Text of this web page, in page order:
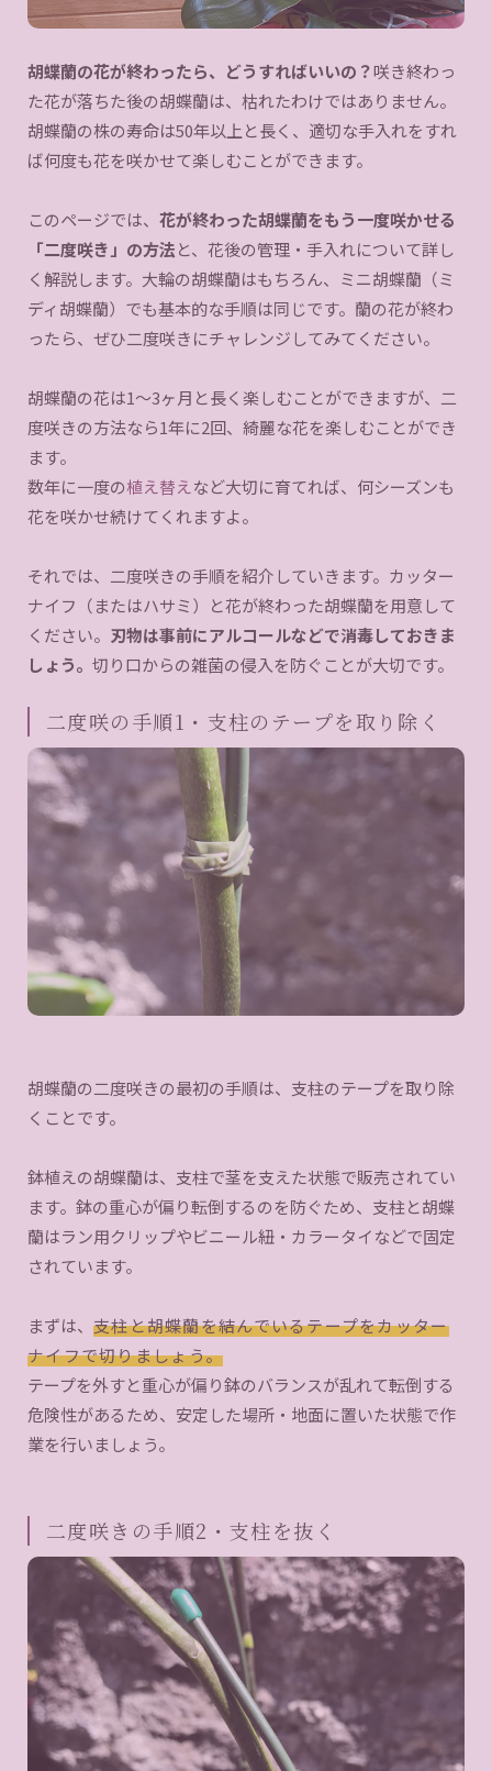
胡蝶蘭の花が終わったら、どうすればいいの？咲き終わっ
た花が落ちた後の胡蝶蘭は、枯れたわけではありません。
胡蝶蘭の株の寿命は50年以上と長く、適切な手入れをすれ
ば何度も花を咲かせて楽しむことができます。
このページでは、 花が終わった胡蝶蘭をもう一度咲かせる
「二度咲き」の方法と、花後の管理・手入れについて詳し
く解説します。大輪の胡蝶蘭はもちろん、ミニ胡蝶蘭（ミ
ディ胡蝶蘭）でも基本的な手順は同じです。蘭の花が終わ
ったら、ぜひ二度咲きにチャレンジしてみてください。
胡蝶蘭の花は1〜3ヶ月と長く楽しむことができますが、二
度咲きの方法なら1年に2回、綺麗な花を楽しむことができ
ます。
数年に一度の植え替えなど大切に育てれば、何シーズンも
花を咲かせ続けてくれますよ。
それでは、二度咲きの手順を紹介していきます。カッター
ナイフ（またはハサミ）と花が終わった胡蝶蘭を用意して
ください。 刃物は事前にアルコールなどで消毒しておきま
しょう。 切り口からの雑菌の侵入を防ぐことが大切です。
二度咲の手順1・支柱のテープを取り除く
胡蝶蘭の二度咲きの最初の手順は、支柱のテープを取り除
くことです。
鉢植えの胡蝶蘭は、支柱で茎を支えた状態で販売されてい
ます。鉢の重心が偏り転倒するのを防ぐため、支柱と胡蝶
蘭はラン用クリップやビニール紐・カラータイなどで固定
されています。
まずは、 支柱と胡蝶蘭を結んでいるテープをカッター
ナイフで切りましょう。
テープを外すと重心が偏り鉢のバランスが乱れて転倒する
危険性があるため、安定した場所・地面に置いた状態で作
業を行いましょう。
二度咲きの手順2・支柱を抜く